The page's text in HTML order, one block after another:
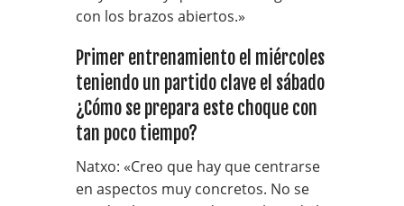
con los brazos abiertos.»
Primer entrenamiento el miércoles
teniendo un partido clave el sábado
¿Cómo se prepara este choque con
tan poco tiempo?
Natxo: «Creo que hay que centrarse
en aspectos muy concretos. No se